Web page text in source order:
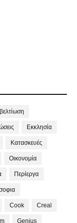
Εκκλησία
Κατασκευές
Οικονομία
Περίεργα
Cook Creal
Genius